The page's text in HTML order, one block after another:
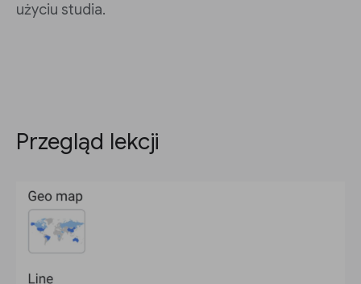
użyciu studia.
Przegląd lekcji